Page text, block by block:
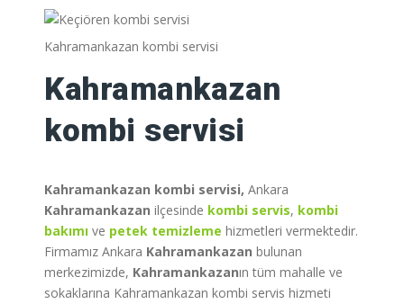
Kahramankazan kombi servisi
Kahramankazan
kombi servisi
Kahramankazan kombi servisi, Ankara
Kahramankazan ilçesinde kombi servis, kombi
bakımı ve petek temizleme hizmetleri vermektedir.
Firmamız Ankara Kahramankazan bulunan
merkezimizde, Kahramankazanın tüm mahalle ve
sokaklarına Kahramankazan kombi servis hizmeti